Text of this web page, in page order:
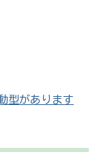
型があります